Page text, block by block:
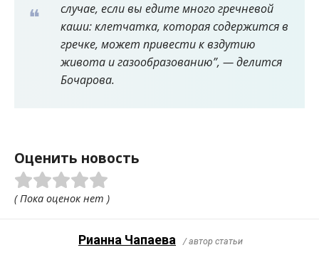
случае, если вы едите много гречневой
каши: клетчатка, которая содержится в
гречке, может привести к вздутию
живота и газообразованию”, — делится
Бочарова.
Оценить новость
( Пока оценок нет )
Рианна Чапаева / автор статьи